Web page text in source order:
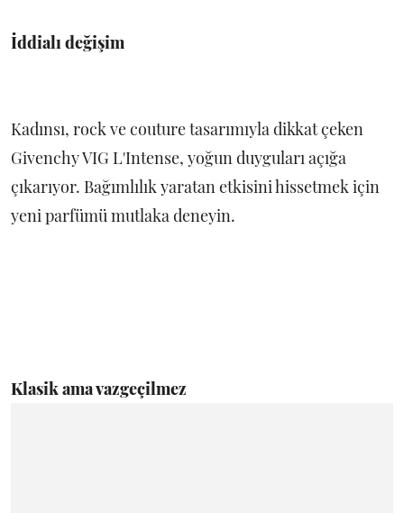
İddialı değişim
Kadınsı, rock ve couture tasarımıyla dikkat çeken
Givenchy VIG L'Intense, yoğun duyguları açığa
çıkarıyor. Bağımlılık yaratan etkisini hissetmek için
yeni parfümü mutlaka deneyin.
Klasik ama vazgeçilmez